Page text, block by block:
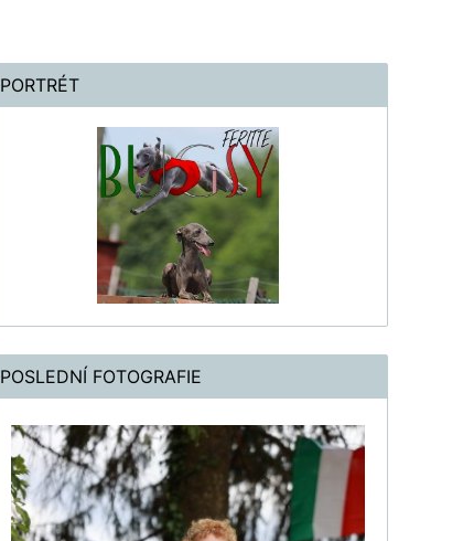
PORTRÉT
POSLEDNÍ FOTOGRAFIE